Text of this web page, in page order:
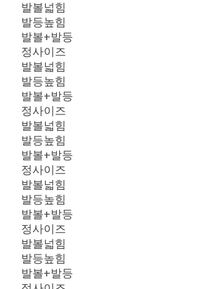
발볼넓힘
발등높힘
발볼+발등
정사이즈
발볼넓힘
발등높힘
발볼+발등
정사이즈
발볼넓힘
발등높힘
발볼+발등
정사이즈
발볼넓힘
발등높힘
발볼+발등
정사이즈
발볼넓힘
발등높힘
발볼+발등